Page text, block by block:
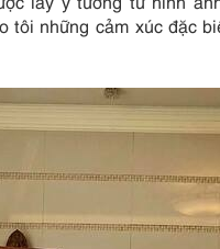
những cảm xúc đặc